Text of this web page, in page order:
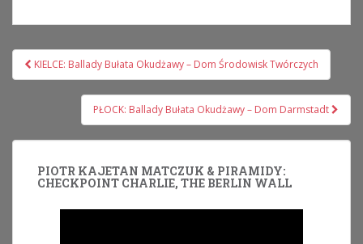
Nawigacja
wpisu
KIELCE: Ballady Bułata Okudżawy – Dom Środowisk Twórczych
PŁOCK: Ballady Bułata Okudżawy – Dom Darmstadt
PIOTR KAJETAN MATCZUK & PIRAMIDY:
CHECKPOINT CHARLIE, THE BERLIN WALL